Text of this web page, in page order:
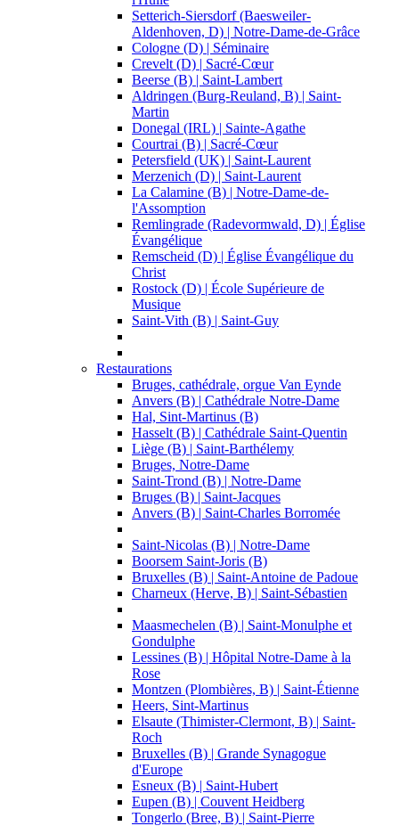
Setterich-Siersdorf (Baesweiler-
Aldenhoven, D) | Notre-Dame-de-Grâce
Cologne (D) | Séminaire
Crevelt (D) | Sacré-Cœur
Beerse (B) | Saint-Lambert
Aldringen (Burg-Reuland, B) | Saint-
Martin
Donegal (IRL) | Sainte-Agathe
Courtrai (B) | Sacré-Cœur
Petersfield (UK) | Saint-Laurent
Merzenich (D) | Saint-Laurent
La Calamine (B) | Notre-Dame-de-
l'Assomption
Remlingrade (Radevormwald, D) | Église
Évangélique
Remscheid (D) | Église Évangélique du
Christ
Rostock (D) | École Supérieure de
Musique
Saint-Vith (B) | Saint-Guy
Restaurations
Bruges, cathédrale, orgue Van Eynde
Anvers (B) | Cathédrale Notre-Dame
Hal, Sint-Martinus (B)
Hasselt (B) | Cathédrale Saint-Quentin
Liège (B) | Saint-Barthélemy
Bruges, Notre-Dame
Saint-Trond (B) | Notre-Dame
Bruges (B) | Saint-Jacques
Anvers (B) | Saint-Charles Borromée
Saint-Nicolas (B) | Notre-Dame
Boorsem Saint-Joris (B)
Bruxelles (B) | Saint-Antoine de Padoue
Charneux (Herve, B) | Saint-Sébastien
Maasmechelen (B) | Saint-Monulphe et
Gondulphe
Lessines (B) | Hôpital Notre-Dame à la
Rose
Montzen (Plombières, B) | Saint-Étienne
Heers, Sint-Martinus
Elsaute (Thimister-Clermont, B) | Saint-
Roch
Bruxelles (B) | Grande Synagogue
d'Europe
Esneux (B) | Saint-Hubert
Eupen (B) | Couvent Heidberg
Tongerlo (Bree, B) | Saint-Pierre